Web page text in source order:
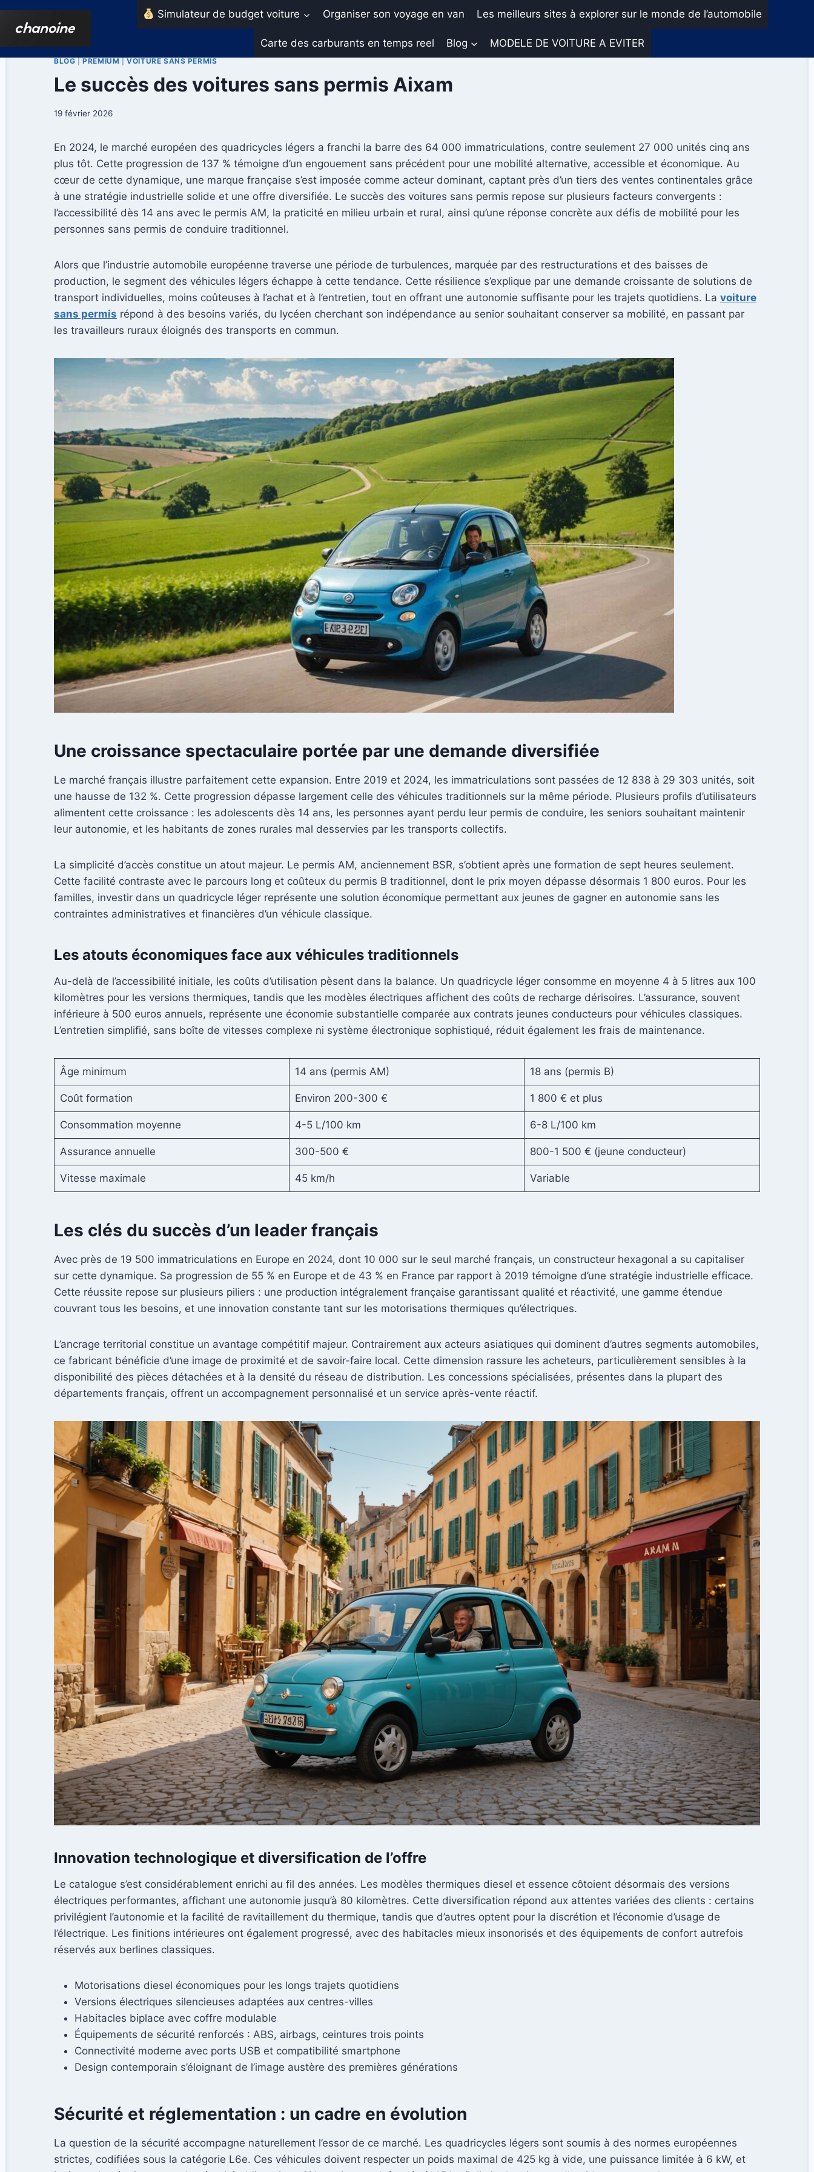
Aller
Simulateur de budget voiture Organiser son voyage en van Les meilleurs sites à explorer sur le monde de l’automobile
Carte des carburants en temps reel Blog MODELE DE VOITURE A EVITER
BLOG|PREMIUM|VOITURE SANS PERMIS
Le succès des voitures sans permis Aixam
19 février 2026
En 2024, le marché européen des quadricycles légers a franchi la barre des 64 000 immatriculations, contre seulement 27 000 unités cinq ans
plus tôt. Cette progression de 137 % témoigne d’un engouement sans précédent pour une mobilité alternative, accessible et économique. Au
cœur de cette dynamique, une marque française s’est imposée comme acteur dominant, captant près d’un tiers des ventes continentales grâce
à une stratégie industrielle solide et une offre diversifiée. Le succès des voitures sans permis repose sur plusieurs facteurs convergents :
l’accessibilité dès 14 ans avec le permis AM, la praticité en milieu urbain et rural, ainsi qu’une réponse concrète aux défis de mobilité pour les
personnes sans permis de conduire traditionnel.
Alors que l’industrie automobile européenne traverse une période de turbulences, marquée par des restructurations et des baisses de
production, le segment des véhicules légers échappe à cette tendance. Cette résilience s’explique par une demande croissante de solutions de
transport individuelles, moins coûteuses à l’achat et à l’entretien, tout en offrant une autonomie suffisante pour les trajets quotidiens. La voiture
sans permis répond à des besoins variés, du lycéen cherchant son indépendance au senior souhaitant conserver sa mobilité, en passant par
les travailleurs ruraux éloignés des transports en commun.
Une croissance spectaculaire portée par une demande diversifiée
Le marché français illustre parfaitement cette expansion. Entre 2019 et 2024, les immatriculations sont passées de 12 838 à 29 303 unités, soit
une hausse de 132 %. Cette progression dépasse largement celle des véhicules traditionnels sur la même période. Plusieurs profils d’utilisateurs
alimentent cette croissance : les adolescents dès 14 ans, les personnes ayant perdu leur permis de conduire, les seniors souhaitant maintenir
leur autonomie, et les habitants de zones rurales mal desservies par les transports collectifs.
La simplicité d’accès constitue un atout majeur. Le permis AM, anciennement BSR, s’obtient après une formation de sept heures seulement.
Cette facilité contraste avec le parcours long et coûteux du permis B traditionnel, dont le prix moyen dépasse désormais 1 800 euros. Pour les
familles, investir dans un quadricycle léger représente une solution économique permettant aux jeunes de gagner en autonomie sans les
contraintes administratives et financières d’un véhicule classique.
Les atouts économiques face aux véhicules traditionnels
Au-delà de l’accessibilité initiale, les coûts d’utilisation pèsent dans la balance. Un quadricycle léger consomme en moyenne 4 à 5 litres aux 100
kilomètres pour les versions thermiques, tandis que les modèles électriques affichent des coûts de recharge dérisoires. L’assurance, souvent
inférieure à 500 euros annuels, représente une économie substantielle comparée aux contrats jeunes conducteurs pour véhicules classiques.
L’entretien simplifié, sans boîte de vitesses complexe ni système électronique sophistiqué, réduit également les frais de maintenance.
Âge minimum 14 ans (permis AM) 18 ans (permis B)
Coût formation Environ 200-300 € 1 800 € et plus
Consommation moyenne 4-5 L/100 km 6-8 L/100 km
Assurance annuelle 300-500 € 800-1 500 € (jeune conducteur)
Vitesse maximale 45 km/h Variable
Les clés du succès d’un leader français
Avec près de 19 500 immatriculations en Europe en 2024, dont 10 000 sur le seul marché français, un constructeur hexagonal a su capitaliser
sur cette dynamique. Sa progression de 55 % en Europe et de 43 % en France par rapport à 2019 témoigne d’une stratégie industrielle efficace.
Cette réussite repose sur plusieurs piliers : une production intégralement française garantissant qualité et réactivité, une gamme étendue
couvrant tous les besoins, et une innovation constante tant sur les motorisations thermiques qu’électriques.
L’ancrage territorial constitue un avantage compétitif majeur. Contrairement aux acteurs asiatiques qui dominent d’autres segments automobiles,
ce fabricant bénéficie d’une image de proximité et de savoir-faire local. Cette dimension rassure les acheteurs, particulièrement sensibles à la
disponibilité des pièces détachées et à la densité du réseau de distribution. Les concessions spécialisées, présentes dans la plupart des
départements français, offrent un accompagnement personnalisé et un service après-vente réactif.
Innovation technologique et diversification de l’offre
Le catalogue s’est considérablement enrichi au fil des années. Les modèles thermiques diesel et essence côtoient désormais des versions
électriques performantes, affichant une autonomie jusqu’à 80 kilomètres. Cette diversification répond aux attentes variées des clients : certains
privilégient l’autonomie et la facilité de ravitaillement du thermique, tandis que d’autres optent pour la discrétion et l’économie d’usage de
l’électrique. Les finitions intérieures ont également progressé, avec des habitacles mieux insonorisés et des équipements de confort autrefois
réservés aux berlines classiques.
Motorisations diesel économiques pour les longs trajets quotidiens
Versions électriques silencieuses adaptées aux centres-villes
Habitacles biplace avec coffre modulable
Équipements de sécurité renforcés : ABS, airbags, ceintures trois points
Connectivité moderne avec ports USB et compatibilité smartphone
Design contemporain s’éloignant de l’image austère des premières générations
Sécurité et réglementation : un cadre en évolution
La question de la sécurité accompagne naturellement l’essor de ce marché. Les quadricycles légers sont soumis à des normes européennes
strictes, codifiées sous la catégorie L6e. Ces véhicules doivent respecter un poids maximal de 425 kg à vide, une puissance limitée à 6 kW, et